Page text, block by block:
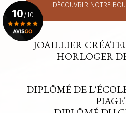
DÉCOUVRIR NOTRE
JOAILLIER
HORLOGER
DIPLÔMÉ DE
10/10
Voir le certificat